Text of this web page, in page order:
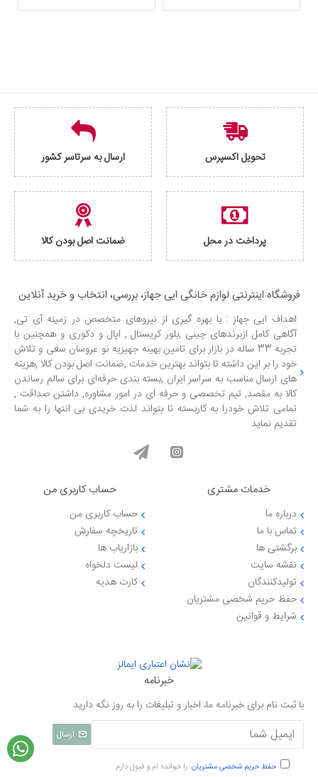
تحویل اکسپرس ارسال به سرتاسر کشور
پرداخت در محل ضمانت اصل بودن کالا
فروشگاه اینترنتی لوازم خانگی ایی جهاز، بررسی، انتخاب و خرید آنلاین
اهداف ایی جهاز : با بهره گیری از نیروهای متخصص در زمینه آی تی,
آگاهی کامل ازبرندهای چینی ,بلور کریستال , اپال و دکوری و همچنین با
تجربه 33 ساله در بازار برای تامین بهینه جهیزیه نو عروسان سعی و تلاش
خود را بر این داشته تا بتواند بهترین خدمات ,ضمانت اصل بودن کالا ,هزینه
های ارسال مناسب به سراسر ایران ,بسته بندی حرفه‌ای برای سالم رساندن
کالا به مقصد, تیم تخصصی و حرفه ای در امور مشاوره, داشتن صداقت ,
تمامی تلاش خودرا به کاربسته تا بتواند لذت خریدی بی انتها را به شما
تقدیم نماید
خدمات مشتری
درباره ما
تماس با ما
برگشتی ها
نقشه سایت
تولیدکنندگان
حفظ حریم شخصی مشتریان
شرایط و قوانین
حساب کاربری من
حساب کاربری من
تاریخچه سفارش
بازاریاب ها
لیست دلخواه
کارت هدیه
خبرنامه
با ثبت نام برای خبرنامه ما، اخبار و تبلیغات را به روز نگه دارید
ارسال
حفظ حریم شخصی مشتریان را خوانده ام و قبول دارم